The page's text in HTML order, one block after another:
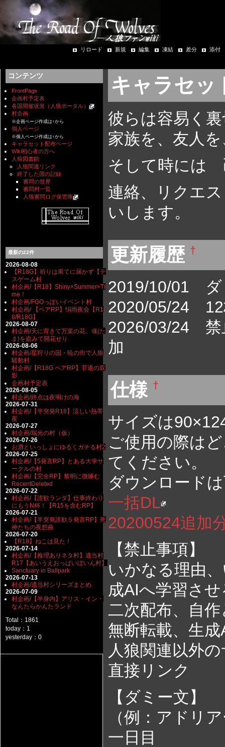
リロード 新規 編集 凍結 差分 添付
コンテンツ
FrontPage
企画村予定表
各国開催状況（人狼ポータル）
村企画
※企画ページ作成は↑から
個人ページ
※個人ページ作成は↑から
キャラセット配布ページ
Wiki初心者の方へ
人狼図書館
人狼関連リンク
終了した国の記録
審問の世界
審問村一覧
人狼審問ログ保管庫
最新の22件
2026-08-08
【R18G】祈りは果てに届かず【デ
スゲーム村
村企画/【R18】Shiny×Summer×Ti
me！
村企画/FGOっぽいイベント村
村企画/ 【ペアRP】悁雨夜会【R1
8/R18G】
2026-08-07
村企画/天に背きて万葉の花、魂(た
ま)を盗みて開花せり
2026-08-06
村企画/星狩りの国・暁の街で人狼
騒動村
村企画/【R18G ペアRP】罪過の双
影
企画村予定表
2026-08-05
村企画/終点は夜明けの海
2026-07-31
村企画/【半突発R18】涼しい熱帯
夜
2026-07-27
村企画/瑞光の村（仮）
2026-07-26
お酒といっしょにゆるくガチる村2
2026-07-25
村企画/【5発言RP】とある大学サ
ークルの村
村企画/【完全RP】黎明に微睡む
RecentDeleted
2026-07-22
村企画/【誰歓ランダ】仕事終わり
にもうN杯！【R15を含むRP】
2026-07-21
村企画/【半突発誰歓５発言RP】死
神たちの夜想曲
2026-07-20
【R18】ねこは見た！
2026-07-14
村企画/【推理ありネタ村】適当村
R17【あいうえおっぱいぼいん村】
Sanctuary in Ballpark
2026-07-13
村企画/適当村シリーズまとめ
2026-07-09
村企画/【半身内】アリス・イン・
なんたらかんたランド
Total：1861
today：1
yesterday：0
キャラセ
彼らは容易く
家族を、友人
そして時に
連絡、リクエ
いします。
更新履歴 †
2019/10/01 ダ
2020/05/24 12
2026/03/24 禁
加
仕様 †
サイズは
ご使用の際は
てください。
ダウンロード
一括DL
20200524追加
【禁止事項】
いかなる理由
成AIへ学習さ
二次配布、自
無断転載、生
人狼関連以外
直接リンク
【ダミー文】
（例：アドリ
一日目